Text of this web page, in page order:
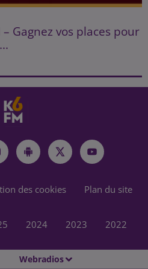
Webradios
– Gagnez vos places pour
des cookies Plan du site
2024 2023 2022